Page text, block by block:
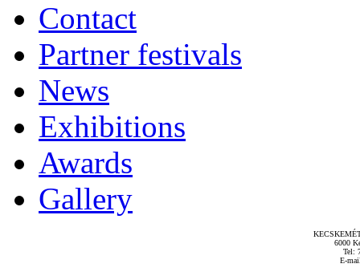
Contact
Partner festivals
News
Exhibitions
Awards
Gallery
6000
Tel:
E-